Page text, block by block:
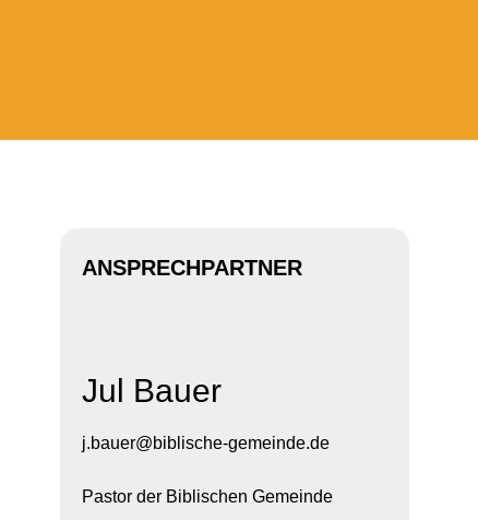
ANSPRECHPARTNER
Jul Bauer
j.bauer@biblische-gemeinde.de
Pastor der Biblischen Gemeinde